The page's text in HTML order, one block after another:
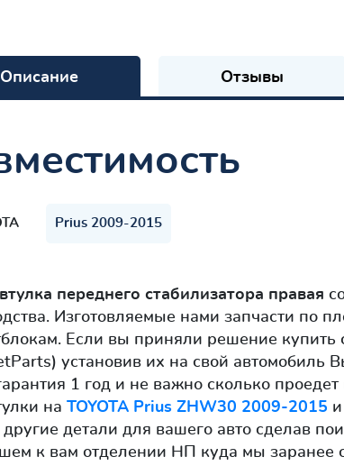
Описание Отзывы
Prius 2009-2015
втулка переднего стабилизатора правая
Изготовляемые нами запчасти по
Если вы приняли решение купить
установив их на свой автомобиль
1 год и не важно сколько
на TOYOTA Prius ZHW30 2009-2015
другие детали для вашего авто сделав
к вам отделении НП куда мы заранее